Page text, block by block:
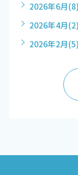
2026年6月(8)
2026年4月(2)
2026年2月(5)